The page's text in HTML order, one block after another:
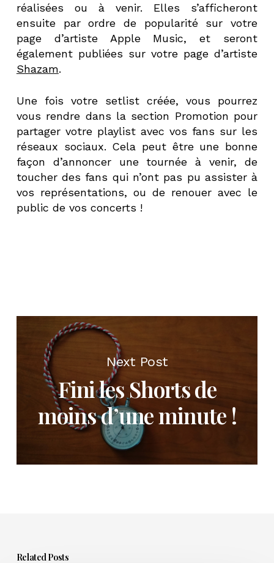
réalisées ou à venir. Elles s’afficheront
ensuite par ordre de popularité sur votre
page d’artiste Apple Music, et seront
également publiées sur votre page d’artiste
Shazam.
Une fois votre setlist créée, vous pourrez
vous rendre dans la section Promotion pour
partager votre playlist avec vos fans sur les
réseaux sociaux. Cela peut être une bonne
façon d’annoncer une tournée à venir, de
toucher des fans qui n’ont pas pu assister à
vos représentations, ou de renouer avec le
public de vos concerts !
Next Post
Fini les Shorts de
moins d’une minute !
Related Posts